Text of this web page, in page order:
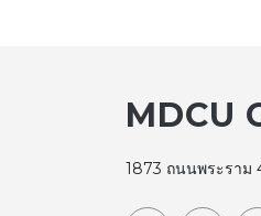
MDCU
1873 ถนนพระราม